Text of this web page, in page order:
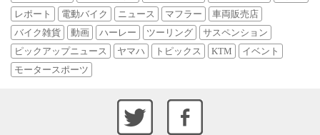
レポート
電動バイク ニュース マフラー
車両販売店
バイク雑貨
動画 ハーレー ツーリング
サスペンション
ピックアップニュース
ヤマハ トピックス KTM
イベント
モータースポーツ